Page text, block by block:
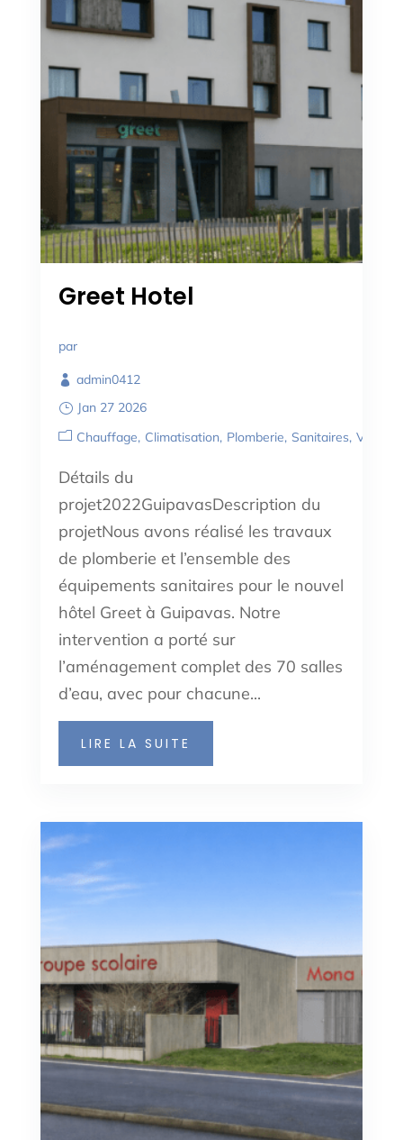
Greet Hotel
par
admin0412
Jan 27 2026
Chauffage Climatisation Plomberie Sanitaires
Détails du
projet2022GuipavasDescription du
projetNous avons réalisé les travaux
de plomberie et l’ensemble des
équipements sanitaires pour le nouvel
hôtel Greet à Guipavas. Notre
intervention a porté sur
l’aménagement complet des 70 salles
d’eau, avec pour chacune...
LIRE LA SUITE